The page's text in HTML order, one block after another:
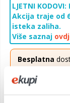
LJETNI
Akcija traje od
isteka zaliha.
Više saznaj
Besplatna
Ponuda vrijedi
Više saznaj